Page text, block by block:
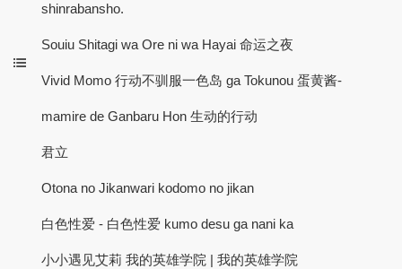
shinrabansho.
Souiu Shitagi wa Ore ni wa Hayai 命运之夜
Vivid Momo 行动不驯服一色岛 ga Tokunou 蛋黄酱-
mamire de Ganbaru Hon 生动的行动
君立
Otona no Jikanwari kodomo no jikan
白色性爱 - 白色性爱 kumo desu ga nani ka
小小遇见艾莉 我的英雄学院 | 我的英雄学院